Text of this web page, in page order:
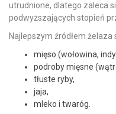
utrudnione, dlatego zaleca
podwyższających stopień
Najlepszym źródłem żelaza
mięso (wołowina,
podroby mięsne
tłuste ryby,
jaja,
mleko i twaróg.